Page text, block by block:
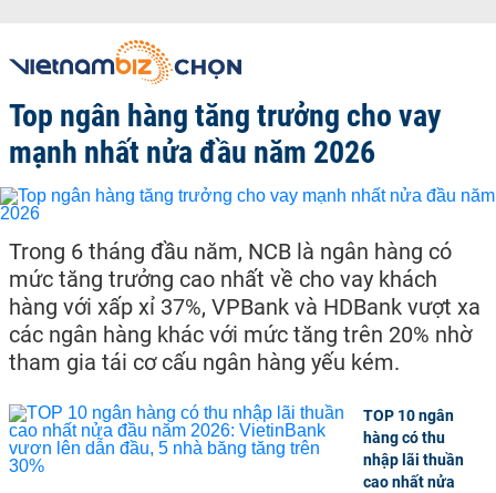
Top ngân hàng tăng trưởng cho vay
mạnh nhất nửa đầu năm 2026
Trong 6 tháng đầu năm, NCB là ngân hàng có
mức tăng trưởng cao nhất về cho vay khách
hàng với xấp xỉ 37%, VPBank và HDBank vượt xa
các ngân hàng khác với mức tăng trên 20% nhờ
tham gia tái cơ cấu ngân hàng yếu kém.
TOP 10 ngân
hàng có thu
nhập lãi thuần
cao nhất nửa